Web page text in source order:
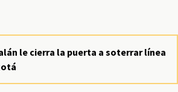
le cierra la puerta a soterrar línea